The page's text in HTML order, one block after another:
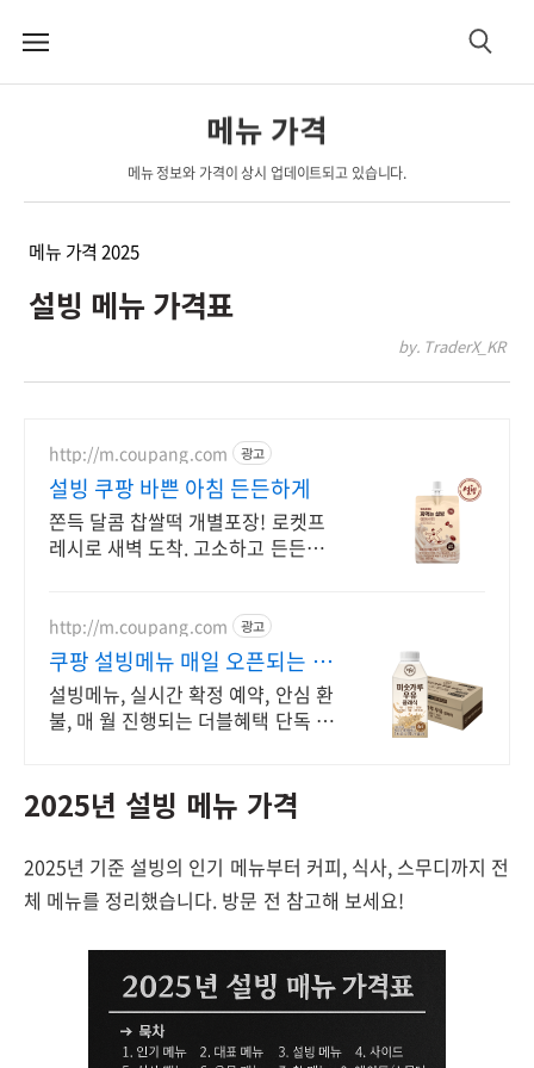
메
검
메뉴 가격
메뉴 정보와 가격이 상시 업데이트되고 있습니다.
메뉴 가격 2025
설빙 메뉴 가격표
by. TraderX_KR
http://m.coupang.com 광고
설빙 쿠팡 바쁜 아침 든든하게
쫀득 달콤 찹쌀떡 개별포장! 로켓프
레시로 새벽 도착. 고소하고 든든한
http://m.coupang.com 광고
쿠팡 설빙메뉴 매일 오픈되는 와
우회원 특가
설빙메뉴, 실시간 확정 예약, 안심 환
불, 매 월 진행되는 더블혜택 단독 특
제 쿠팡에서!
2025년 설빙 메뉴 가격
2025년 기준 설빙의 인기 메뉴부터 커피, 식사, 스무디까지 전
체 메뉴를 정리했습니다. 방문 전 참고해 보세요!